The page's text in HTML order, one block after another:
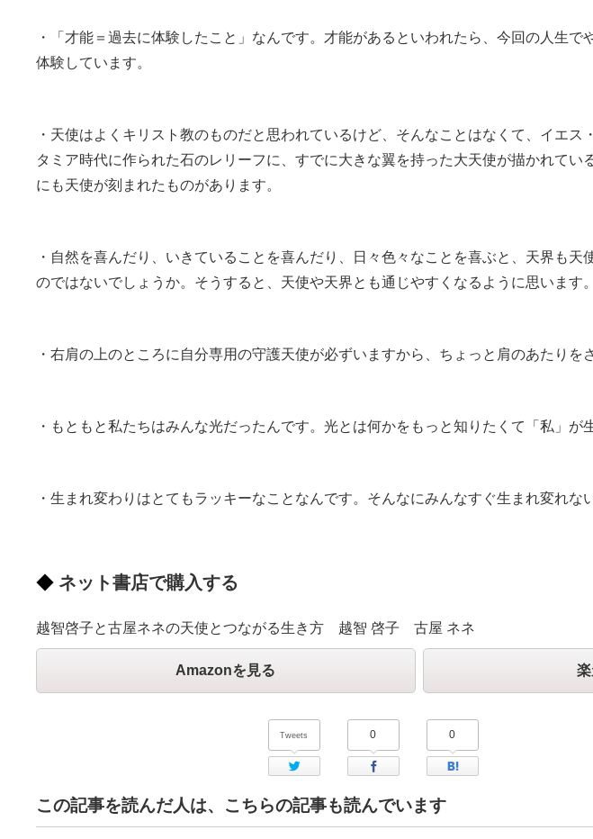
・「才能＝過去に体験したこと」なんです。才能があるといわれたら、今回の人生で
体験しています。
・天使はよくキリスト教のものだと思われているけど、そんなことはなくて、イエス
タミア時代に作られた石のレリーフに、すでに大きな翼を持った大天使が描かれてい
にも天使が刻まれたものがあります。
・自然を喜んだり、いきていることを喜んだり、日々色々なことを喜ぶと、天界も天
のではないでしょうか。そうすると、天使や天界とも通じやすくなるように思います。
・右肩の上のところに自分専用の守護天使が必ずいますから、ちょっと肩のあたりを
・もともと私たちはみんな光だったんです。光とは何かをもっと知りたくて「私」が
・生まれ変わりはとてもラッキーなことなんです。そんなにみんなすぐ生まれ変れな
ネット書店で購入する
越智啓子と古屋ネネの天使とつながる生き方 越智 啓子 古屋 ネネ
Amazonを見る
Tweets
Twitter
0
Facebook
0
この記事を読んだ人は、こちらの記事も読んでいます